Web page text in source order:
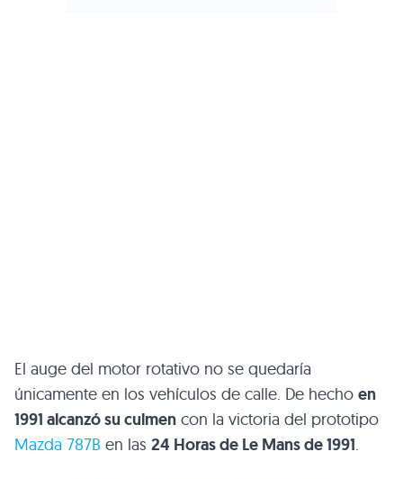
El auge del motor rotativo no se quedaría
únicamente en los vehículos de calle. De hecho en
1991 alcanzó su culmen con la victoria del prototipo
Mazda 787B en las 24 Horas de Le Mans de 1991.